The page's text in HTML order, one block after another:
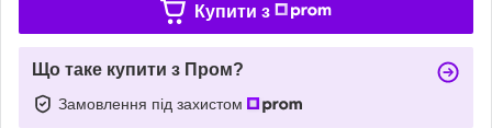
Купити з
Що таке купити з Пром?
Замовлення під захистом